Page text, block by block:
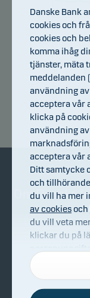
94
96.2
98.4
07.07.2026 13.07.2026
Om Danske
Om Danske Invest
Bekämpning av
brottslighet
Danske Bank
cookies och
cookies och
komma ihåg
tjänster, mäta
meddelanden
användning
acceptera vår
klicka på
användning
acceptera vår
Ditt samtycke
och
du vill ha mer
av cookiesoch
du vill veta
klickar du på
webbplats.